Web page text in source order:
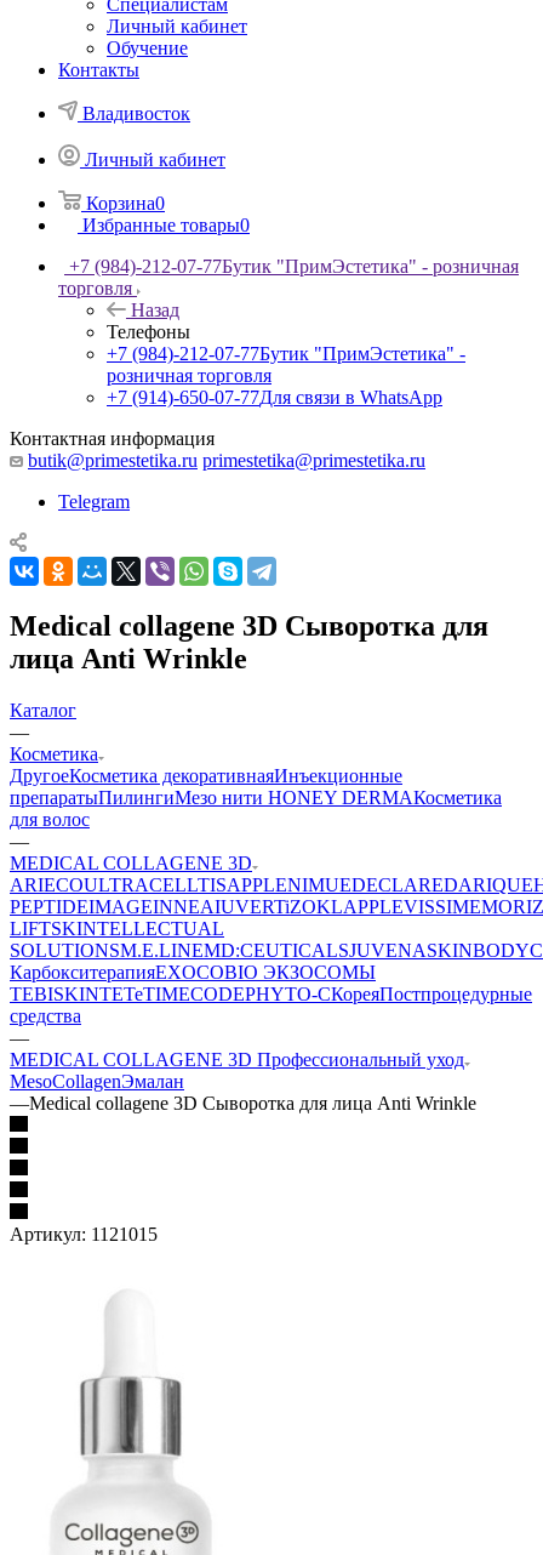
Специалистам
Личный кабинет
Обучение
Контакты
Владивосток
Личный кабинет
Корзина0
Избранные товары0
+7 (984)-212-07-77Бутик "ПримЭстетика" - розничная
торговля
Назад
Телефоны
+7 (984)-212-07-77Бутик "ПримЭстетика" -
розничная торговля
+7 (914)-650-07-77Для связи в WhatsApp
Контактная информация
butik@primestetika.ru primestetika@primestetika.ru
Telegram
Medical collagene 3D Сыворотка для
лица Anti Wrinkle
Каталог
—
Косметика
ДругоеКосметика декоративнаяИнъекционные
препаратыПилингиМезо нити HONEY DERMAКосметика
для волос
—
MEDICAL COLLAGENE 3D
ARIECOULTRACELLTISAPPLENIMUEDECLAREDARIQUE
PEPTIDEIMAGEINNEAIUVERTiZOKLAPPLEVISSIME
LIFTSKINTELLECTUAL
SOLUTIONSM.E.LINEMD:CEUTICALSJUVENASKINBODY
КарбокситерапияEXOCOBIO ЭКЗОСОМЫ
TEBISKINTETeTIMECODEPHYTO-CКореяПостпроцедурные
средства
—
MEDICAL COLLAGENE 3D Профессиональный уход
MesoCollagenЭмалан
—Medical collagene 3D Сыворотка для лица Anti Wrinkle
Артикул: 1121015